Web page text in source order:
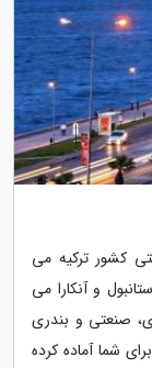
کشور ترکیه می
و آنکارا می
صنعتی و بندری
شما آماده کرده